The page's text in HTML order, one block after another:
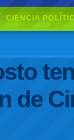
CIENCIA
de